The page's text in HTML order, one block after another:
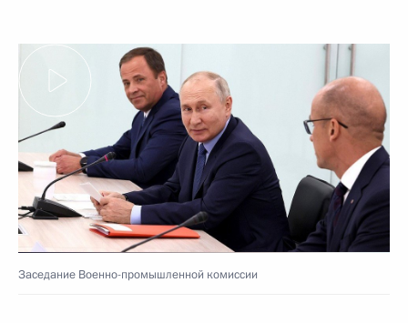
Заседание Военно-промышленной комиссии